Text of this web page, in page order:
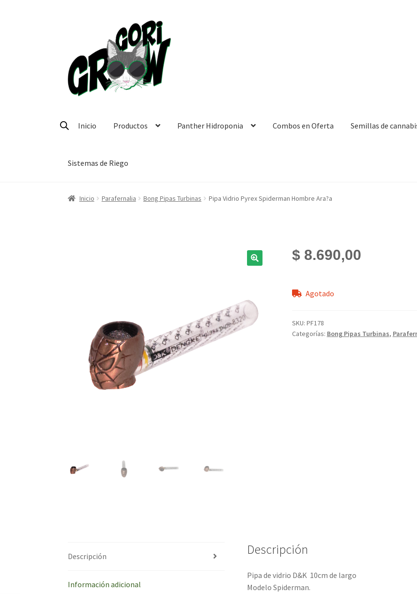
navegación
página
Inicio Productos Panther Hidroponia Combos en Oferta Semillas de
Sistemas de Riego
Inicio Parafernalia Bong Pipas Turbinas Pipa Vidrio Pyrex Spiderman Hombre Ara?a
$8.690,00
Agotado
SKU: PF178
Categorías: Bong Pipas Turbinas,
Descripción
Información adicional
Descripción
Pipa de vidrio D&K 10cm de largo
Modelo Spiderman.